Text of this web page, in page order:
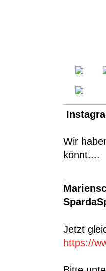
Inst
Wir
könnt....
Jetzt
https://